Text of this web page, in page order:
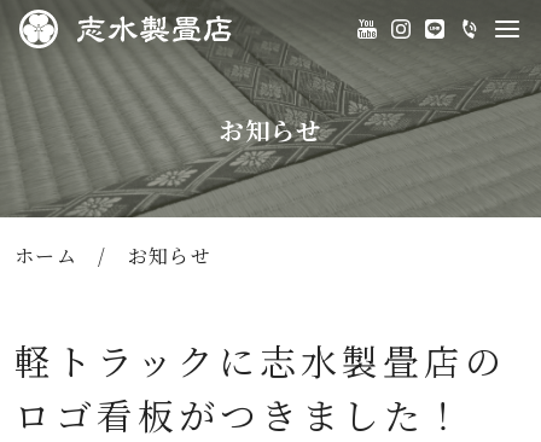
お知らせ
ホーム / お知らせ
軽トラックに志水製畳店の
ロゴ看板がつきました！